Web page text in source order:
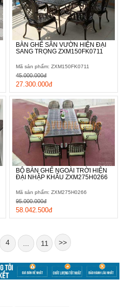
BÀN GHẾ SÂN VƯỜN HIỆN ĐẠI
SANG TRỌNG ZXM150FK0711
Mã sản phẩm: ZXM150FK0711
27.300.000đ
45.000.000đ
BỘ BÀN GHẾ NGOÀI TRỜI HIỆN
ĐẠI NHẬP KHẨU ZXM275H0266
Mã sản phẩm: ZXM275H0266
58.042.500đ
95.000.000đ
4 11 >>